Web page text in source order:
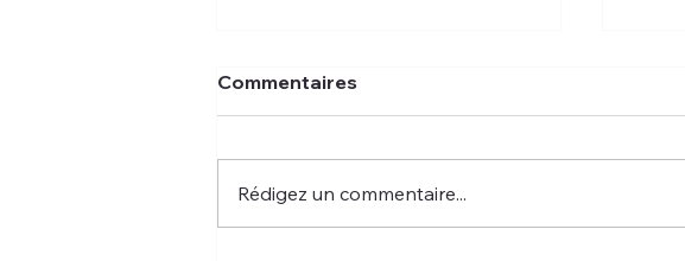
Commentaires
Rédigez un commentaire...